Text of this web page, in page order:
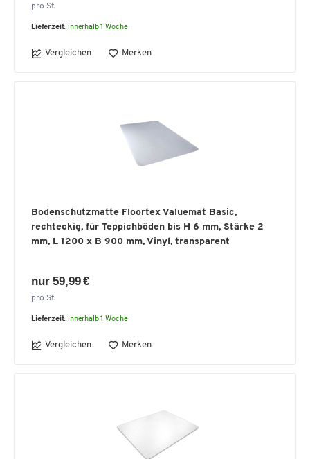
pro St.
Lieferzeit: innerhalb 1 Woche
Vergleichen Merken
Bodenschutzmatte Floortex Valuemat Basic,
rechteckig, für Teppichböden bis H 6 mm, Stärke 2
mm, L 1200 x B 900 mm, Vinyl, transparent
nur 59,99 €
pro St.
Lieferzeit: innerhalb 1 Woche
Vergleichen Merken